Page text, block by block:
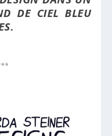
DE CIEL BLEU